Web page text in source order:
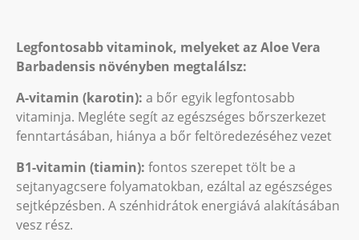
Legfontosabb vitaminok, melyeket az Aloe Vera
Barbadensis növényben megtalálsz:
A-vitamin (karotin): a bőr egyik legfontosabb
vitaminja. Megléte segít az egészséges bőrszerkezet
fenntartásában, hiánya a bőr feltöredezéséhez vezet
B1-vitamin (tiamin): fontos szerepet tölt be a
sejtanyagcsere folyamatokban, ezáltal az egészséges
sejtképzésben. A szénhidrátok energiává alakításában
vesz rész.